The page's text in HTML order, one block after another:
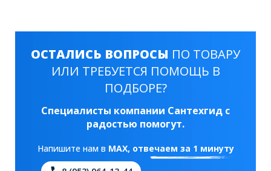
ОСТАЛИСЬ ВОПРОСЫ ПО ТОВАРУ
ИЛИ ТРЕБУЕТСЯ ПОМОЩЬ В
ПОДБОРЕ?
Специалисты компании Сантехгид с
радостью помогут.
Напишите нам в MAX, отвечаем за 1 минуту